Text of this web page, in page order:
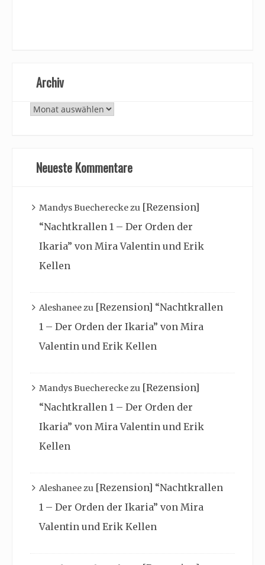
Archiv
Archiv
Neueste Kommentare
Mandys Buechereckezu [Rezension]
“Nachtkrallen 1 – Der Orden der
Ikaria” von Mira Valentin und Erik
Kellen
Aleshaneezu [Rezension] “Nachtkrallen
1 – Der Orden der Ikaria” von Mira
Valentin und Erik Kellen
Mandys Buechereckezu [Rezension]
“Nachtkrallen 1 – Der Orden der
Ikaria” von Mira Valentin und Erik
Kellen
Aleshaneezu [Rezension] “Nachtkrallen
1 – Der Orden der Ikaria” von Mira
Valentin und Erik Kellen